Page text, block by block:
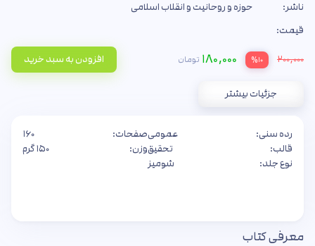
ناشر:
حوزه و روحانیت و انقلاب اسلامی
قیمت:
۲۰۰,۰۰۰ %۱۰ ۱۸۰,۰۰۰ تومان افزودن به سبد خرید
جزئیات بیشتر
رده سنی:
عمومی
قالب:
تحقیق
نوع جلد:
شومیز
صفحات:
۱۶۰
وزن:
۱۵۰ گرم
معرفی کتاب